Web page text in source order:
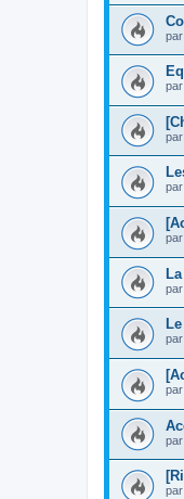
par
par
par
par
par
par
par
par
par
par